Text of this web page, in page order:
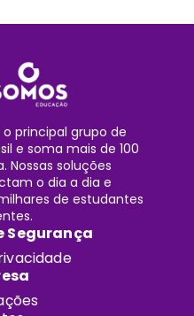
o principal grupo de
e soma mais de 100
Nossas soluções
o dia a dia e
de estudantes
Segurança